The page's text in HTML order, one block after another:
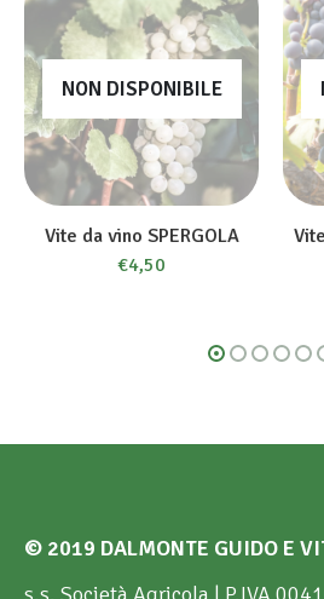
NON DISPONIBILE
Vite da vino SPERGOLA
€4,50
© 2019 DALMONTE GUIDO E
s.s. Società Agricola | P.IVA